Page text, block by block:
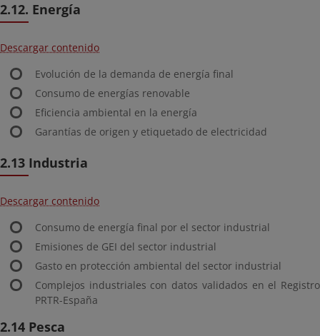
2.12. Energía
Descargar contenido
Evolución de la demanda de energía final
Consumo de energías renovable
Eficiencia ambiental en la energía
Garantías de origen y etiquetado de electricidad
2.13 Industria
Descargar contenido
Consumo de energía final por el sector industrial
Emisiones de GEI del sector industrial
Gasto en protección ambiental del sector industrial
Complejos industriales con datos validados en el Registro
PRTR-España
2.14 Pesca